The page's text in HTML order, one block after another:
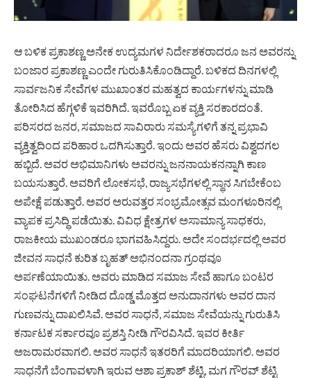
ಆ ಬಳಿಕ ಪ್ರಕಾಶಣ್ಣ ಅನೇಕ ಉದ್ಯಮಗಳ ನಿರ್ದೇಶಕರಾದರೂ ಜನ ಅವರನ್ನು
ಬಂಜಾರ ಪ್ರಕಾಶಣ್ಣ ಎಂದೇ ಗುರುತಿಸಿಕೊಂಡಿದ್ದಾರೆ. ಬಳಿಕದ ದಿನಗಳಲ್ಲಿ
ಸಾರ್ವಜನಿಕ ಸೇವೆಗಳ ಮುಖಾಂತರ ಮಹತ್ವದ ಕಾರ್ಯಗಳನ್ನು ಮಾಡಿ
ತೋರಿಸಿದ ಹೆಗ್ಗಳಿಕೆ ಇವರಿಗಿದೆ. ಇವರೊಬ್ಬ ಏಕ ವ್ಯಕ್ತಿ ಸರಕಾರದಂತೆ.
ಪರಿಸರದ ಜನರ, ಸಮಾಜದ ಸಾವಿರಾರು ಸಮಸ್ಯೆಗಳಿಗೆ ತನ್ನ ಪ್ರಭಾವಿ
ವ್ಯಕ್ತಿತ್ವದಿಂದ ಪರಿಹಾರ ಒದಗಿಸುತ್ತಾರೆ. ಇಂದು ಅವರ ಹೆಸರು ವಿಶ್ವದಗಲ
ಹಬ್ಬಿದೆ. ಅವರ ಅಭಿಮಾನಿಗಳು ಅವರನ್ನು ಜನನಾಯಕನನ್ನಾಗಿ ಕಾಣ
ಬಯಸುತ್ತಾರೆ. ಅವರಿಗೆ ಲೋಕಸಭೆ, ರಾಜ್ಯಸಭೆಗಳಲ್ಲಿ ಸ್ಥಾನ ಸಿಗಬೇಕೆಂಬ
ಅಪೇಕ್ಷೆ ಪಡುತ್ತಾರೆ. ಅವರ ಅರುವತ್ತರ ಸಂಭ್ರಮೋತ್ಸವ ಮಂಗಳೂರಿನಲ್ಲಿ
ವ್ಯಾಪಕ ಪ್ರಸಿದ್ಧಿ ಪಡೆಯಿತು. ವಿವಿಧ ಕ್ಷೇತ್ರಗಳ ಅಸಾಮಾನ್ಯ ಸಾಧಕರು,
ರಾಜಕೀಯ ಮುಖಂಡರೂ ಭಾಗವಹಿಸಿದ್ದರು. ಅದೇ ಸಂದರ್ಭದಲ್ಲಿ ಅವರ
ಜೀವನ ಸಾಧನೆ ಕುರಿತ ಬೃಹತ್ ಅಭಿನಂದನಾ ಗ್ರಂಥವೂ
ಅರ್ಪಣೆಯಾಯಿತು. ಅವರು ಮಾಡಿದ ಸಮಾಜ ಸೇವೆ ಹಾಗೂ ಬಂಟರ
ಸಂಘಟನೆಗಳಿಗೆ ನೀಡಿದ ದೊಡ್ಡ ಮೊತ್ತದ ಅನುದಾನಗಳು ಅವರ ದಾನ
ಗುಣವನ್ನು ದಾಖಲಿಸಿವೆ. ಅವರ ಸಾಧನೆ, ಸಮಾಜ ಸೇವೆಯನ್ನು ಗುರುತಿಸಿ
ಕರ್ನಾಟಕ ಸರ್ಕಾರವೂ ಪ್ರಶಸ್ತಿ ನೀಡಿ ಗೌರವಿಸಿದೆ. ಇವರ ಕೀರ್ತಿ
ಅಜರಾಮರವಾಗಲಿ. ಅವರ ಸಾಧನೆ ಇತರರಿಗೆ ಮಾದರಿಯಾಗಲಿ. ಅವರ
ಸಾಧನೆಗೆ ಬೆಂಗಾವಳಾಗಿ ಇರುವ ಆಶಾ ಪ್ರಕಾಶ್ ಶೆಟ್ಟಿ, ಮಗ ಗೌರವ್ ಶೆಟ್ಟಿ